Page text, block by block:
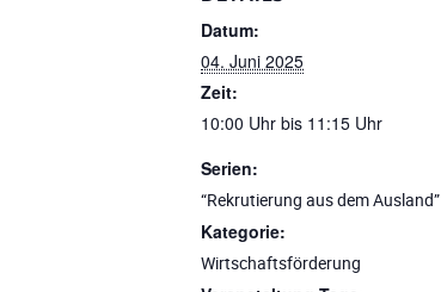
Datum:
04. Juni 2025
Zeit:
10:00 Uhr bis 11:15 Uhr
Serien:
“Rekrutierung aus dem Ausland”
Kategorie:
Wirtschaftsförderung